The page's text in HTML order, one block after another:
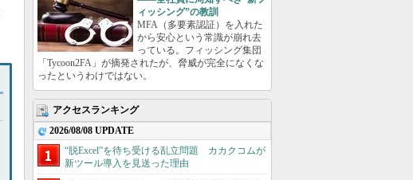
ィッシング”の教訓
MFA（多要素認証）を入れた
から安心という常識が崩れ去
っている。フィッシング集団
「Tycoon2FA」が摘発されたが、脅威が完全になくな
ったというわけではない。
アクセスランキング
2026/08/08 UPDATE
“脱Excel”を待ち受ける乱立問題 カカクコムが
新ツール導入を見送った理由